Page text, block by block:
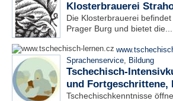
Klosterbrauerei
Die Klosterbrauerei
Prager Burg und bietet die...
Sprachenservice, Bildung
Tschechisch-
und Fortgeschrittene,
Tschechischkenntnisse